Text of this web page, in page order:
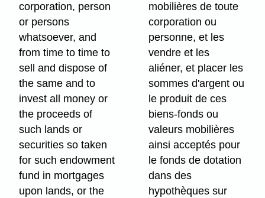
corporation, person
or persons
whatsoever, and
from time to time to
sell and dispose of
the same and to
invest all money or
the proceeds of
such lands or
securities so taken
for such endowment
fund in mortgages
upon lands, or the
mobilières de toute
corporation ou
personne, et les
vendre et les
aliéner, et placer les
sommes d'argent ou
le produit de ces
biens-fonds ou
valeurs mobilières
ainsi acceptés pour
le fonds de dotation
dans des
hypothèques sur